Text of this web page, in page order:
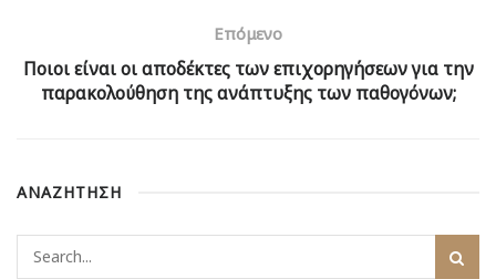
Επόμενο
Ποιοι είναι οι αποδέκτες των επιχορηγήσεων για την
παρακολούθηση της ανάπτυξης των παθογόνων;
ΑΝΑΖΗΤΗΣΗ